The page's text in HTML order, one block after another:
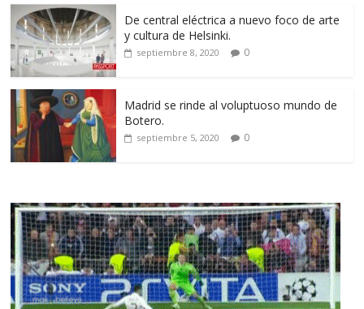
De central eléctrica a nuevo foco de arte
y cultura de Helsinki.
septiembre 8, 2020 0
Madrid se rinde al voluptuoso mundo de
Botero.
septiembre 5, 2020 0